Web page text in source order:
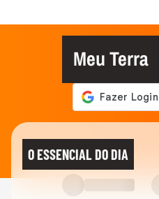
Meu Terra
O ESSENCIAL DO DIA